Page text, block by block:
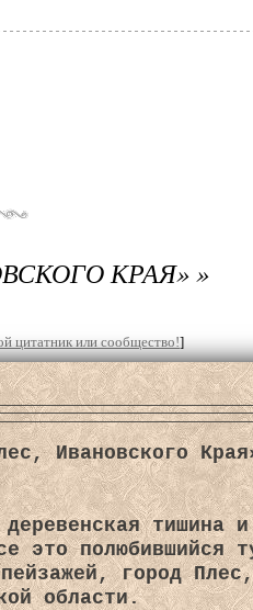
КРАЯ» »
цитатник или сообщество!]
Ивановского
тишина
это полюбившийся
город
области.